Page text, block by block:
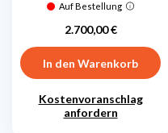
Auf Bestellung
Preis
2.700,00 €
In den Warenkorb
Kostenvoranschlag
anfordern